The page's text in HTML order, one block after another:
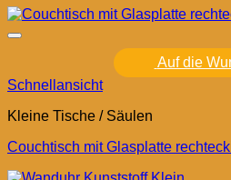
Auf die
Schnellansicht
Kleine Tische / Säulen
Couchtisch mit Glasplatte